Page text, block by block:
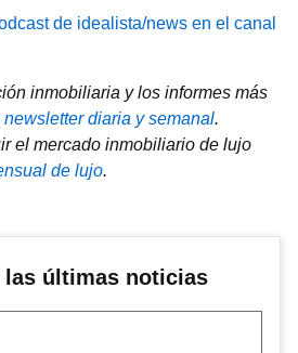
de idealista/news en el canal
inmobiliaria y los informes más
newsletter diaria y semanal.
el mercado inmobiliario de lujo
de lujo.
las últimas noticias